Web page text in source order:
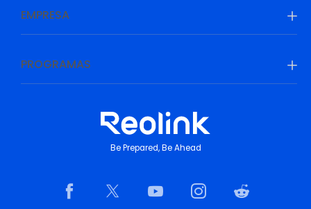
EMPRESA
PROGRAMAS
Be Prepared, Be Ahead